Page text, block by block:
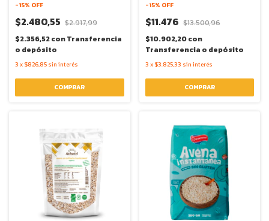
-15% OFF
$2.480,55 $2.917,99
$2.356,52conTransferencia
o depósito
3 x $826,85 sin interés
-15% OFF
$11.476 $13.500,96
$10.902,20con
Transferencia o depósito
3 x $3.825,33 sin interés